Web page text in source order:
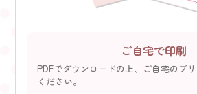
ご自宅で印刷
PDFでダウンロードの上、ご自宅のプ
ください。